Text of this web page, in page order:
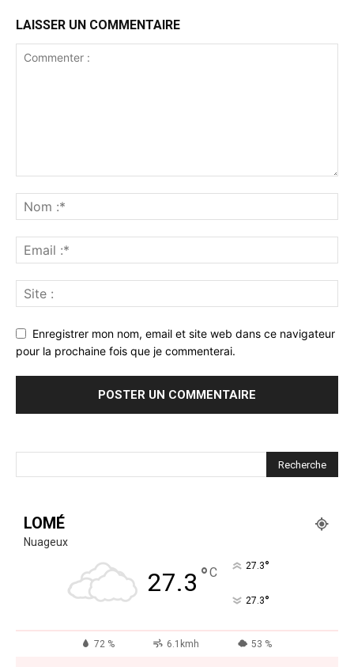
LAISSER UN COMMENTAIRE
Enregistrer mon nom, email et site web dans ce navigateur
pour la prochaine fois que je commenterai.
LOMÉ
Nuageux
27.3 °C 27.3°
27.3°
72 % 6.1kmh 53 %